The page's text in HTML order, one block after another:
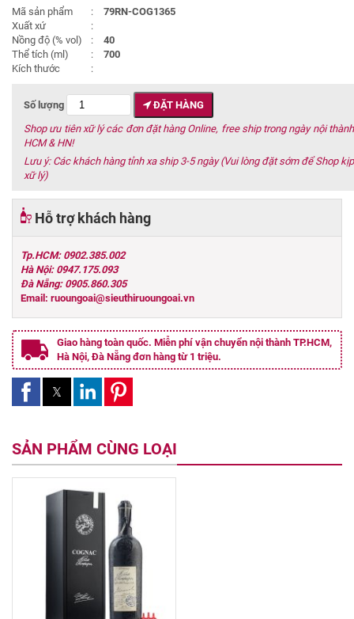
Mã sản phẩm :
79RN-COG1365
Xuất xứ
:
Nồng độ (% vol)
:
40
Thể tích (ml)
:
700
Kích thước
:
Số lượng
ĐẶT HÀNG
Shop ưu tiên xữ lý các đơn đặt hàng Online, free ship trong ngày nội thành
HCM & HN!
Lưu ý: Các khách hàng tỉnh xa ship 3-5 ngày (Vui lòng đặt sớm để Shop kịp
xữ lý)
Hỗ trợ khách hàng
Tp.HCM: 0902.385.002
Hà Nội: 0947.175.093
Đà Nẵng: 0905.860.305
Email: ruoungoai@sieuthiruoungoai.vn
Giao hàng toàn quốc. Miễn phí vận chuyển nội thành TP.HCM,
Hà Nội, Đà Nẵng đơn hàng từ 1 triệu.
SẢN PHẨM CÙNG LOẠI